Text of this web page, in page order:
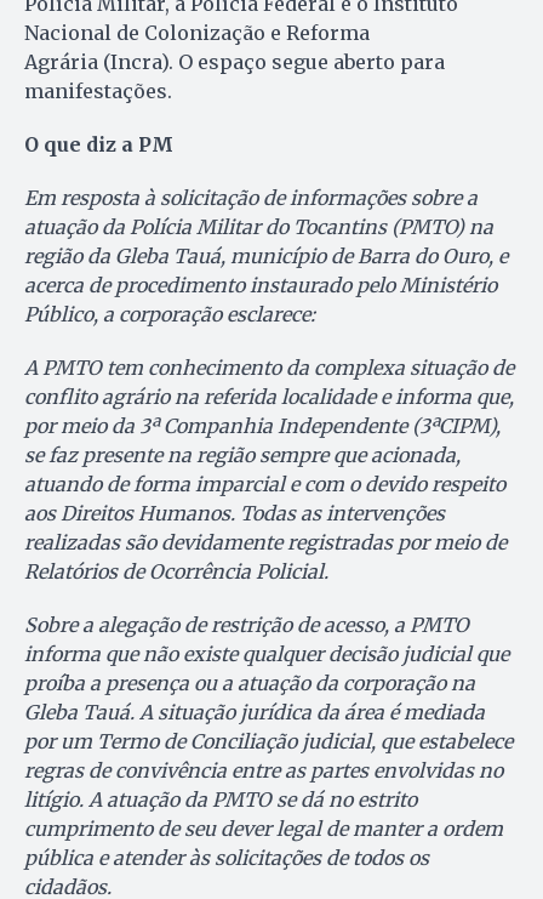
Nacional de Colonização e Reforma
Agrária (Incra). O espaço segue aberto para
manifestações.
O que diz a PM
Em resposta à solicitação de informações sobre a
atuação da Polícia Militar do Tocantins (PMTO) na
região da Gleba Tauá, município de Barra do Ouro, e
acerca de procedimento instaurado pelo Ministério
Público, a corporação esclarece:
A PMTO tem conhecimento da complexa situação de
conflito agrário na referida localidade e informa que,
por meio da 3ª Companhia Independente (3ªCIPM),
se faz presente na região sempre que acionada,
atuando de forma imparcial e com o devido respeito
aos Direitos Humanos. Todas as intervenções
realizadas são devidamente registradas por meio de
Relatórios de Ocorrência Policial.
Sobre a alegação de restrição de acesso, a PMTO
informa que não existe qualquer decisão judicial que
proíba a presença ou a atuação da corporação na
Gleba Tauá. A situação jurídica da área é mediada
por um Termo de Conciliação judicial, que estabelece
regras de convivência entre as partes envolvidas no
litígio. A atuação da PMTO se dá no estrito
cumprimento de seu dever legal de manter a ordem
pública e atender às solicitações de todos os
cidadãos.